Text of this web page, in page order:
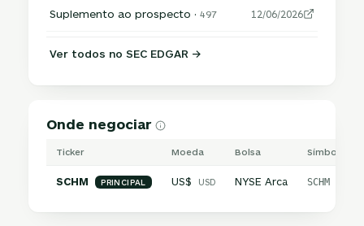
Suplemento ao prospecto ·497 12/06/2026
Ver todos no SEC EDGAR →
Onde negociar
Ticker Moeda Bolsa Símbolo
SCHM PRINCIPAL US$ USD NYSE Arca SCHM